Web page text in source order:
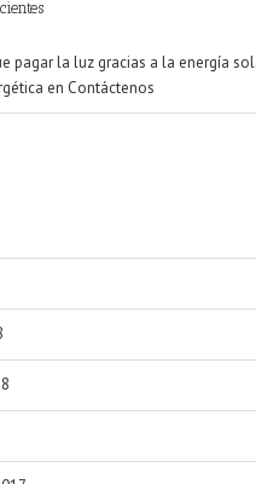
pagar la luz gracias a la energía
en Contáctenos